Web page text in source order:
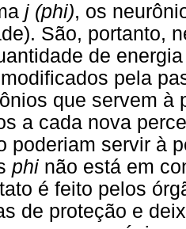
j (phi), os
São, portanto,
de
pela
que servem à
a cada nova
poderiam servir à
phi não está em
é feito pelos
de proteção e